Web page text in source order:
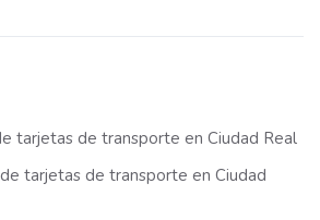
tarjetas de transporte en Ciudad Real
tarjetas de transporte en Ciudad